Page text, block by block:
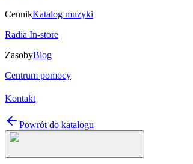
CennikKatalog muzyki
Radia In-store
ZasobyBlog
Centrum pomocy
Kontakt
Powrót do katalogu